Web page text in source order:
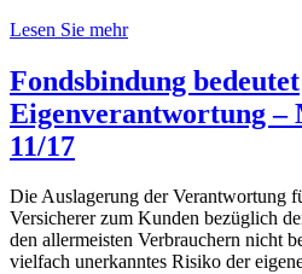
Lesen Sie mehr
Fondsbindung bedeutet
Eigenverantwortung –
11/17
Die Auslagerung der Verantwortung
Versicherer zum Kunden bezüglich
den allermeisten Verbrauchern nicht
vielfach unerkanntes Risiko der